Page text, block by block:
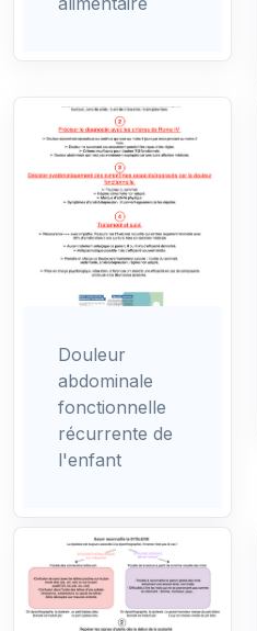
Douleur
abdominale
fonctionnelle
récurrente de
l'enfant